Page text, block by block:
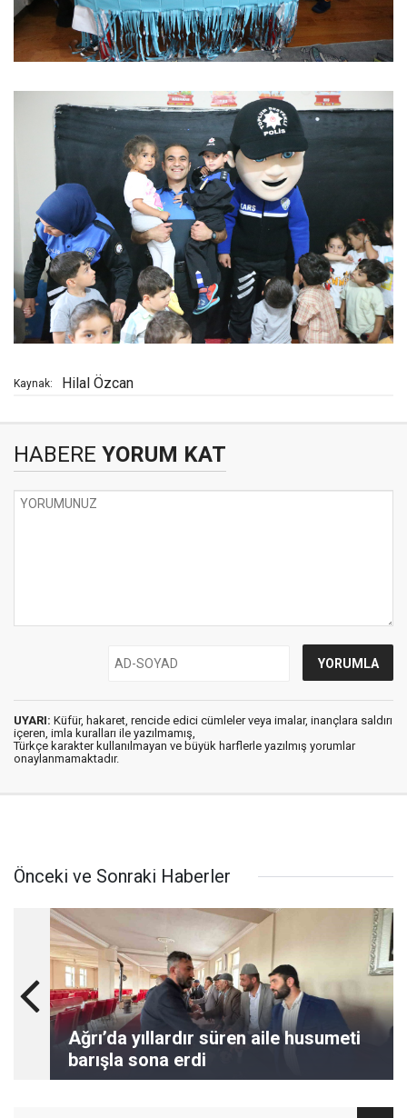
Kaynak: Hilal Özcan
HABERE YORUM KAT
UYARI: Küfür, hakaret, rencide edici cümleler veya imalar, inançlara saldırı
içeren, imla kuralları ile yazılmamış,
Türkçe karakter kullanılmayan ve büyük harflerle yazılmış yorumlar
onaylanmamaktadır.
Önceki ve Sonraki Haberler
Ağrı’da yıllardır süren aile husumeti
barışla sona erdi